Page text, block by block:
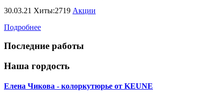
30.03.21 Хиты:2719 Акции
Подробнее
Последние работы
Наша гордость
Елена Чикова - колоркутюрье от KEUNE